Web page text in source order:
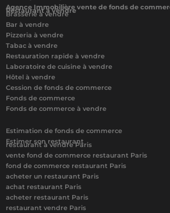
Agence Immobilière vente de fonds de
Restaurant à vendre
Brasserie à vendre
Bar à vendre
Pizzeria à vendre
Tabac à vendre
Restauration rapide à vendre
Laboratoire de cuisine à vendre
Hôtel à vendre
Cession de fonds de commerce
Fonds de commerce
Fonds de commerce à vendre
Estimation de fonds de commerce
Estimer son restaurant
restaurant à vendre Paris
vente fond de commerce restaurant Paris
fond de commerce restaurant Paris
acheter un restaurant Paris
achat restaurant Paris
acheter restaurant Paris
restaurant vendre Paris